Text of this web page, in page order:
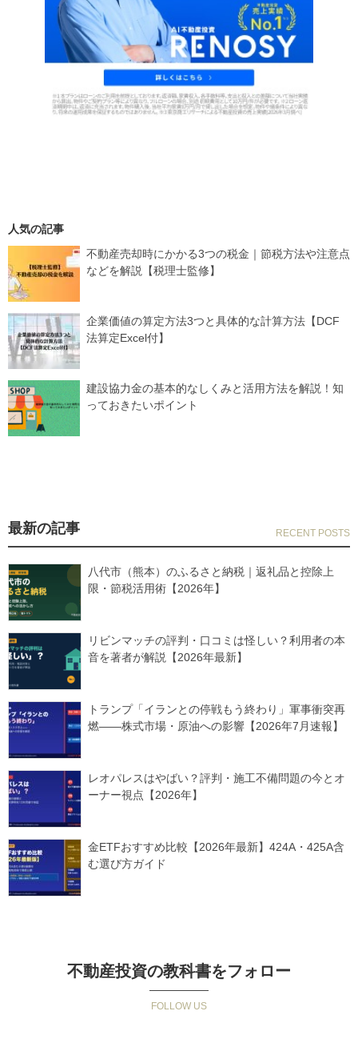
不動産売却時にかかる3つの税金｜節税方法や注意点
などを解説【税理士監修】
企業価値の算定方法3つと具体的な計算方法【DCF
法算定Excel付】
建設協力金の基本的なしくみと活用方法を解説！知
っておきたいポイント
人気の記事
最新の記事
八代市（熊本）のふるさと納税｜返礼品と控除上
限・節税活用術【2026年】
リビンマッチの評判・口コミは怪しい？利用者の本
音を著者が解説【2026年最新】
トランプ「イランとの停戦もう終わり」軍事衝突再
燃——株式市場・原油への影響【2026年7月速報】
レオパレスはやばい？評判・施工不備問題の今とオ
ーナー視点【2026年】
金ETFおすすめ比較【2026年最新】424A・425A含
む選び方ガイド
不動産投資の教科書をフォロー